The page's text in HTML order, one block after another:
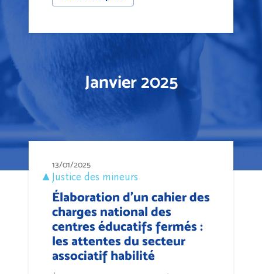
Janvier 2025
13/01/2025
Justice des mineurs
Élaboration d’un cahier des
charges national des
centres éducatifs fermés :
les attentes du secteur
associatif habilité